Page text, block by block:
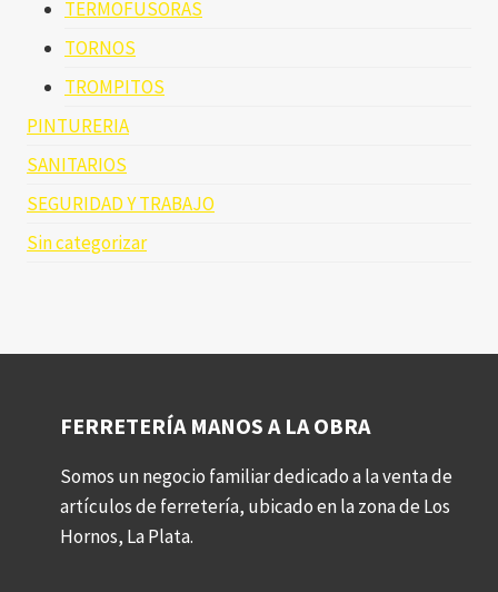
TERMOFUSORAS
TORNOS
TROMPITOS
PINTURERIA
SANITARIOS
SEGURIDAD Y TRABAJO
Sin categorizar
FERRETERÍA MANOS A LA OBRA
Somos un negocio familiar dedicado a la venta de
artículos de ferretería, ubicado en la zona de Los
Hornos, La Plata.